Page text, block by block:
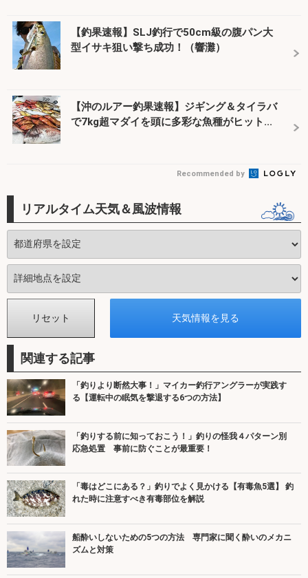
【釣果速報】SLJ釣行で50cm級の腹パン大
型イサキ狙い撃ち成功！（響灘）
【沖のルアー釣果速報】ジギング＆タイラバ
で7kg超マダイを頭に多彩な魚種がヒット...
Recommended by
リアルタイム天気＆風波情報
関連する記事
「釣りより断然大事！」マイカー釣行アングラーが実践す
る【運転中の眠気を撃退する6つの方法】
「釣りする前に知っておこう！」釣りの怪我４パターン別
応急処置 事前に防ぐことが最重要！
「毒はどこにある？」釣りでよく見かける【有毒魚5選】 釣
れた時に注意すべき有毒部位を解説
船酔いしないための5つの方法 専門家に聞く酔いのメカニ
ズムと対策